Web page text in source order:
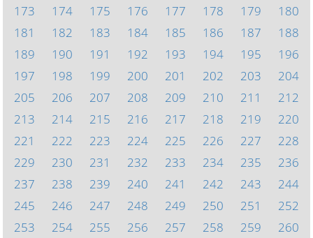
173
174 175 176 177 178 179
180
181
182 183 184 185 186 187
188
189
190 191 192 193 194 195
196
197
198 199 200 201 202 203
204
205
206 207 208 209 210 211
212
213
214 215 216 217 218 219
220
221
222 223 224 225 226 227
228
229
230 231 232 233 234 235
236
237
238 239 240 241 242 243
244
245
246 247 248 249 250 251
252
253
254 255 256 257 258 259
260